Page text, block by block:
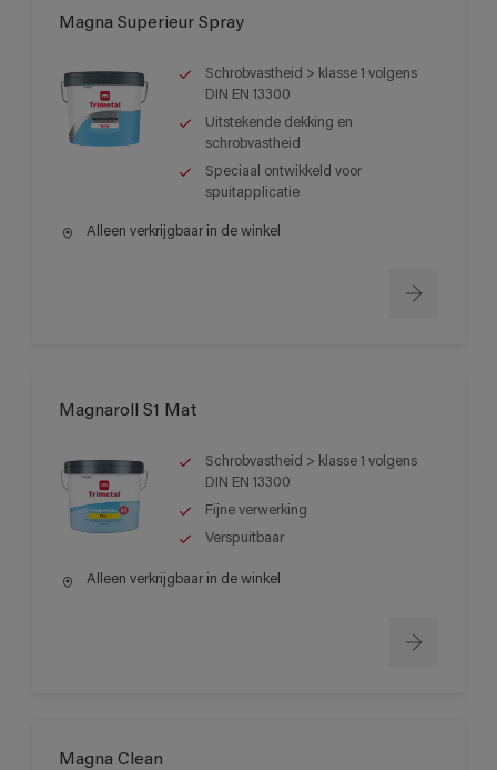
Magna Superieur Spray
Schrobvastheid > klasse 1 volgens
DIN EN 13300
Uitstekende dekking en
schrobvastheid
Speciaal ontwikkeld voor
spuitapplicatie
Alleen verkrijgbaar in de winkel
Magnaroll S1 Mat
Schrobvastheid > klasse 1 volgens
DIN EN 13300
Fijne verwerking
Verspuitbaar
Alleen verkrijgbaar in de winkel
Magna Clean